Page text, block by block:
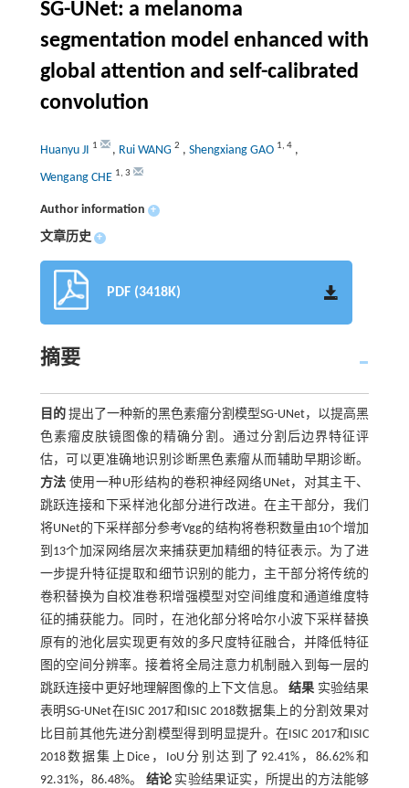
SG-UNet: a melanoma
segmentation model enhanced with
global attention and self-calibrated
convolution
Huanyu JI 1 , Rui WANG 2 , Shengxiang GAO 1, 4,
Wengang CHE 1, 3
Author information +
文章历史 +
PDF (3418K)
摘要
目的提出了一种新的黑色素瘤分割模型SG-UNet，以提高黑
色素瘤皮肤镜图像的精确分割。通过分割后边界特征评
估，可以更准确地识别诊断黑色素瘤从而辅助早期诊断。
方法 使用一种U形结构的卷积神经网络UNet，对其主干、
跳跃连接和下采样池化部分进行改进。在主干部分，我们
将UNet的下采样部分参考Vgg的结构将卷积数量由10个增加
到13个加深网络层次来捕获更加精细的特征表示。为了进
一步提升特征提取和细节识别的能力，主干部分将传统的
卷积替换为自校准卷积增强模型对空间维度和通道维度特
征的捕获能力。同时，在池化部分将哈尔小波下采样替换
原有的池化层实现更有效的多尺度特征融合，并降低特征
图的空间分辨率。接着将全局注意力机制融入到每一层的
跳跃连接中更好地理解图像的上下文信息。结果 实验结果
表明SG-UNet在ISIC 2017和ISIC 2018数据集上的分割效果对
比目前其他先进分割模型得到明显提升。在ISIC 2017和ISIC
2018数据集上Dice，IoU分别达到了92.41%，86.62%和
92.31%，86.48%。 结论实验结果证实，所提出的方法能够